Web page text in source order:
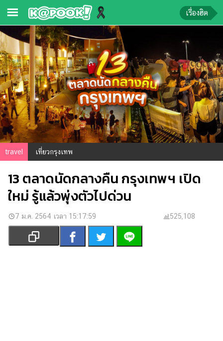
ข่าว-
ความ
รู้
ข่าว
ข่าว
บันเทิง
ตรวจ
หวย
ผล
บอล
สด
การ
เงิน
การ
เรื่องฮิต
travel เที่ยวกรุงเทพ
13 ตลาดนัดกลางคืน กรุงเทพฯ เปิด
ใหม่ รู้แล้วพุ่งตัวไปด่วน
7 ม.ค. 2564 เวลา 15:17:59 525,108